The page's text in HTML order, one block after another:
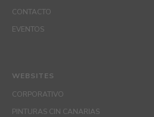
CONTACTO
EVENTOS
WEBSITES
CORPORATIVO
PINTURAS CIN CANARIAS